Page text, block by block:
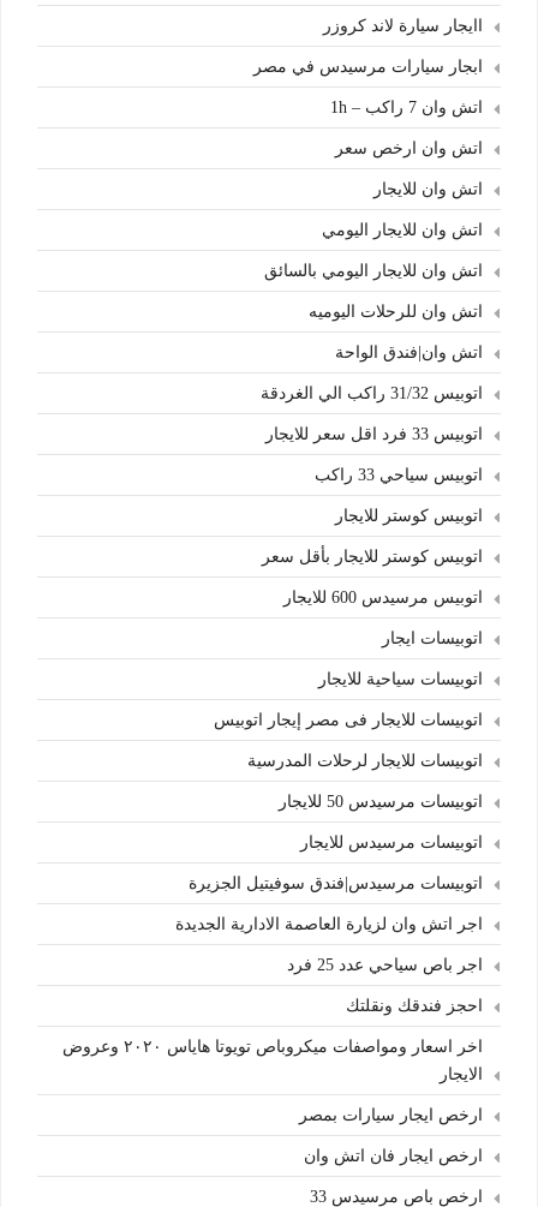
اايجار سيارة لاند كروزر
ابجار سيارات مرسيدس في مصر
اتش وان 7 راكب – 1h
اتش وان ارخص سعر
اتش وان للايجار
اتش وان للايجار اليومي
اتش وان للايجار اليومي بالسائق
اتش وان للرحلات اليوميه
اتش وان|فندق الواحة
اتوبيس 31/32 راكب الي الغردقة
اتوبيس 33 فرد اقل سعر للايجار
اتوبيس سياحي 33 راكب
اتوبيس كوستر للايجار
اتوبيس كوستر للايجار بأقل سعر
اتوبيس مرسيدس 600 للايجار
اتوبيسات ايجار
اتوبيسات سياحية للايجار
اتوبيسات للايجار فى مصر إيجار اتوبيس
اتوبيسات للايجار لرحلات المدرسية
اتوبيسات مرسيدس 50 للايجار
اتوبيسات مرسيدس للايجار
اتوبيسات مرسيدس|فندق سوفيتيل الجزيرة
اجر اتش وان لزيارة العاصمة الادارية الجديدة
اجر باص سياحي عدد 25 فرد
احجز فندقك ونقلتك
اخر اسعار ومواصفات ميكروباص تويوتا هاياس ٢٠٢٠ وعروض
الايجار
ارخص ايجار سيارات بمصر
ارخص ايجار فان اتش وان
ارخص باص مرسيدس 33